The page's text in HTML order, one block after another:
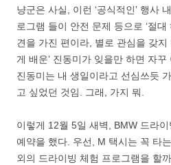
냥군은 사실, 이런 ‘공식적인’ 행사
로그램 들이 안전 문제 등으로 ‘절대
견을 가진 편이라, 별로 관심을 갖지
게 배운’ 진동미가 잊을만 하면 자
진동미는 내 생일이라고 선심쓰듯
고 싶었던 것임. 그래, 가지 뭐.
이렇게 12월 5일 새벽, BMW 드라
예약을 했다. 우선, M 택시는 꼭 타
외의 드라이빙 체험 프로그램을 할